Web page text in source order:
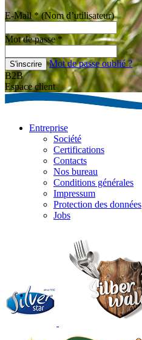
E-Mail *(Nom d’utilisateur)
Mot de passe *
S'inscrire
Mot de passe oublié ?
B2B
Espace client
Entreprise
Société
Certifications
Contacts
Nos bureau
Conditions générales
Impressum
Protection des données
Jobs